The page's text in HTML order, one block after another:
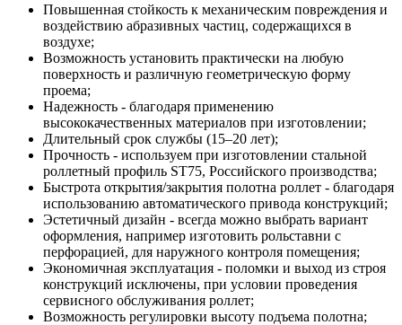
Повышенная стойкость к механическим повреждения и
воздействию абразивных частиц, содержащихся в
воздухе;
Возможность установить практически на любую
поверхность и различную геометрическую форму
проема;
Надежность - благодаря применению
высококачественных материалов при изготовлении;
Длительный срок службы (15–20 лет);
Прочность - используем при изготовлении стальной
роллетный профиль ST75, Российского производства;
Быстрота открытия/закрытия полотна роллет - благодаря
использованию автоматического привода конструкций;
Эстетичный дизайн - всегда можно выбрать вариант
оформления, например изготовить рольставни с
перфорацией, для наружного контроля помещения;
Экономичная эксплуатация - поломки и выход из строя
конструкций исключены, при условии проведения
сервисного обслуживания роллет;
Возможность регулировки высоту подъема полотна;